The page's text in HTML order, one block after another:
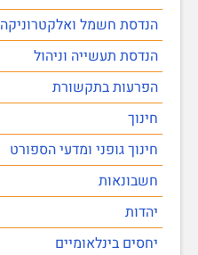
הנדסת חשמל ואלקטרוניקה
הנדסת תעשייה וניהול
הפרעות בתקשורת
חינוך
חינוך גופני ומדעי הספורט
חשבונאות
יהדות
יחסים בינלאומיים